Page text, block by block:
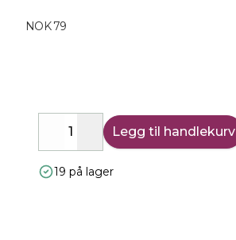
NOK 79
DecreaseIncrease
Legg til handlekurv
19 på lager